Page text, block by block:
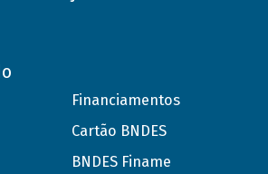
Financiamentos
Cartão BNDES
BNDES Finame